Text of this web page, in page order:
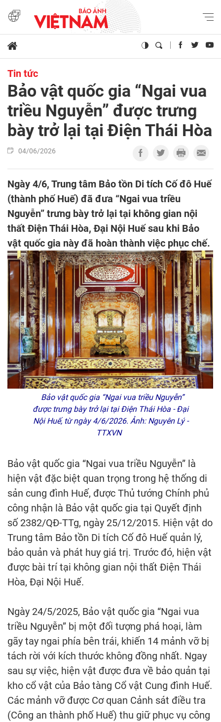
Tin tức
Bảo vật quốc gia “Ngai vua
triều Nguyễn” được trưng
bày trở lại tại Điện Thái Hòa
04/06/2026
Ngày 4/6, Trung tâm Bảo tồn Di tích Cố đô Huế
(thành phố Huế) đã đưa “Ngai vua triều
Nguyễn” trưng bày trở lại tại không gian nội
thất Điện Thái Hòa, Đại Nội Huế sau khi Bảo
vật quốc gia này đã hoàn thành việc phục chế.
Bảo vật quốc gia “Ngai vua triều Nguyễn”
được trưng bày trở lại tại Điện Thái Hòa - Đại
Nội Huế, từ ngày 4/6/2026. Ảnh: Nguyên Lý -
TTXVN
Bảo vật quốc gia “Ngai vua triều Nguyễn” là
hiện vật đặc biệt quan trọng trong hệ thống di
sản cung đình Huế, được Thủ tướng Chính phủ
công nhận là Bảo vật quốc gia tại Quyết định
số 2382/QĐ-TTg, ngày 25/12/2015. Hiện vật do
Trung tâm Bảo tồn Di tích Cố đô Huế quản lý,
bảo quản và phát huy giá trị. Trước đó, hiện vật
được bài trí tại không gian nội thất Điện Thái
Hòa, Đại Nội Huế.
Ngày 24/5/2025, Bảo vật quốc gia “Ngai vua
triều Nguyễn” bị một đối tượng phá hoại, làm
gãy tay ngai phía bên trái, khiến 14 mảnh vỡ bị
tách rời với kích thước không đồng nhất. Ngay
sau sự việc, hiện vật được đưa về bảo quản tại
kho cổ vật của Bảo tàng Cổ vật Cung đình Huế.
Các mảnh vỡ được Cơ quan Cảnh sát điều tra
(Công an thành phố Huế) thu giữ phục vụ công